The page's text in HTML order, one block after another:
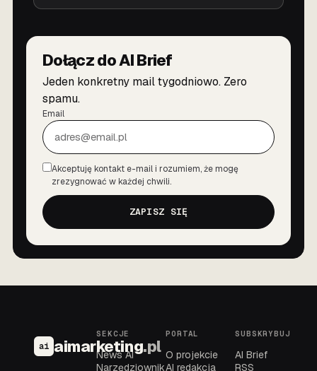
Dołącz do AI Brief
Jeden konkretny mail tygodniowo. Zero
spamu.
Email
Zgoda
Akceptuję kontakt e-mail i rozumiem, że mogę
zrezygnować w każdej chwili.
ZAPISZ SIĘ
ai aimarketing.pl
SEKCJE
News AI
Narzędziownik
PORTAL
O projekcie
AI redakcja
SUBSKRYBUJ
AI Brief
RSS